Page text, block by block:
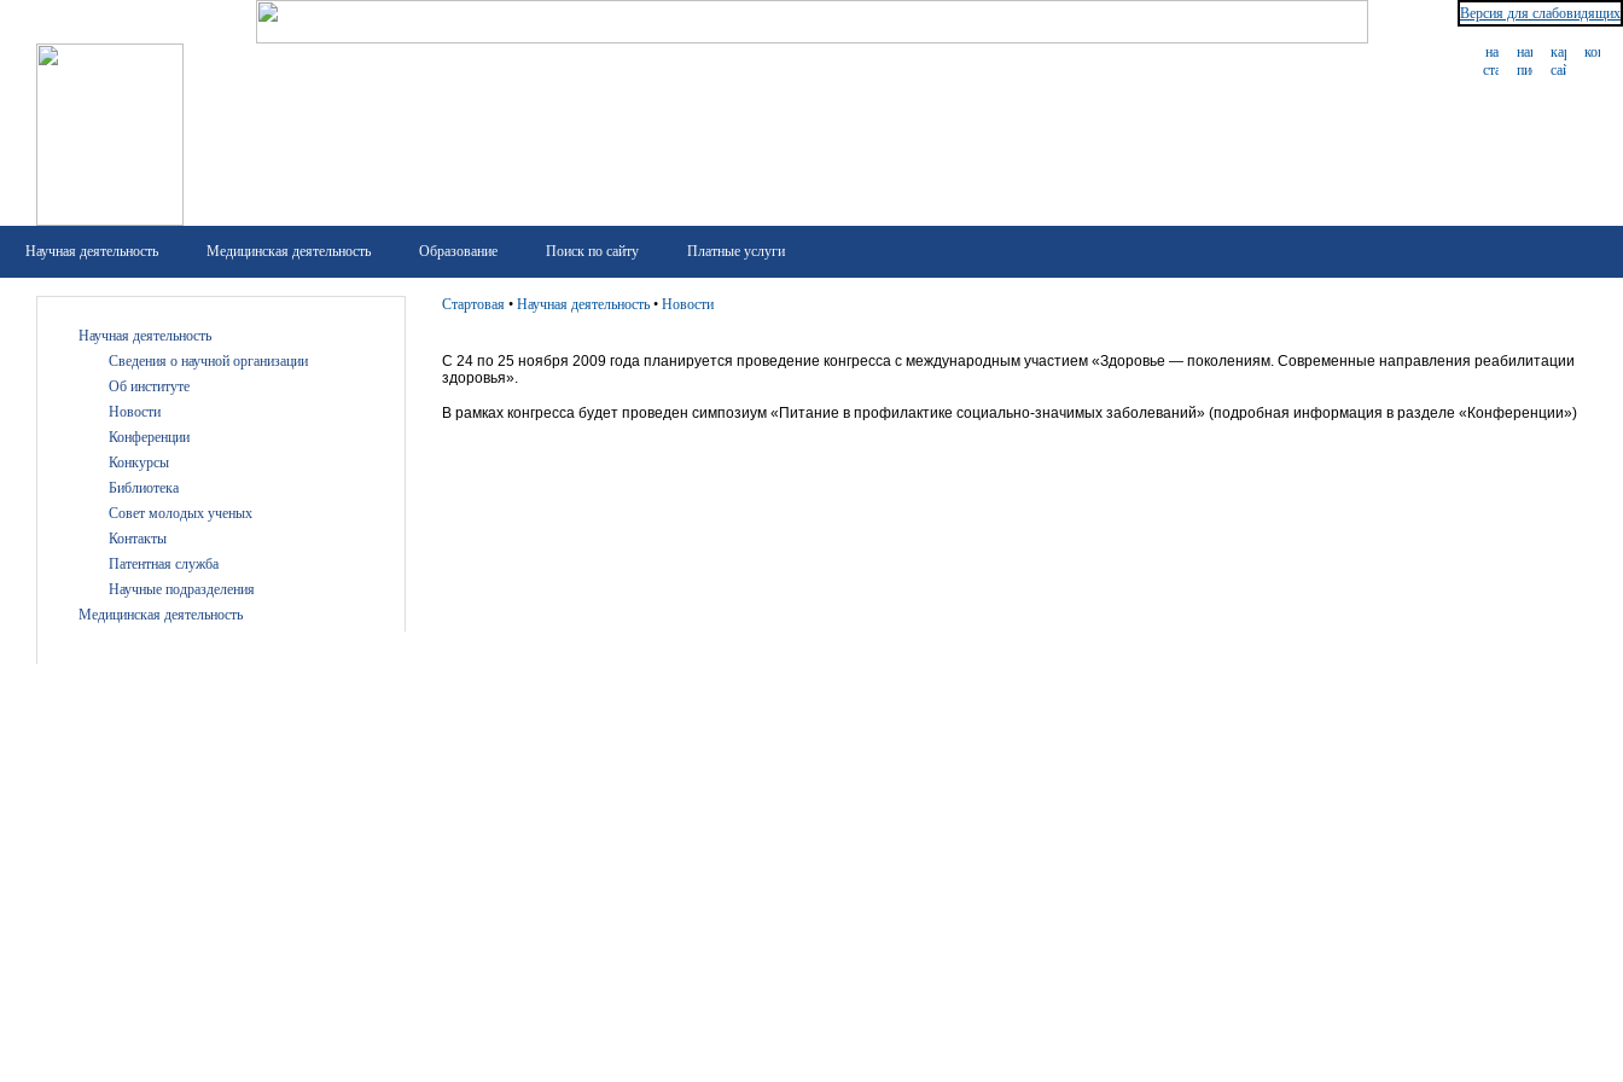
Версия для слабовидящих
Научная деятельность Медицинская деятельность Образование Поиск по сайту Платные услуги
Научная деятельность
Сведения о научной организации
Об институте
Новости
Конференции
Конкурсы
Библиотека
Совет молодых ученых
Контакты
Патентная служба
Научные подразделения
Медицинская деятельность
Стартовая • Научная деятельность • Новости
С 24 по 25 ноября 2009 года планируется проведение конгресса с международным участием «Здоровье — поколениям. Современные направления реабилитации
здоровья».
В рамках конгресса будет проведен симпозиум «Питание в профилактике социально-значимых заболеваний» (подробная информация в разделе «Конференции»)